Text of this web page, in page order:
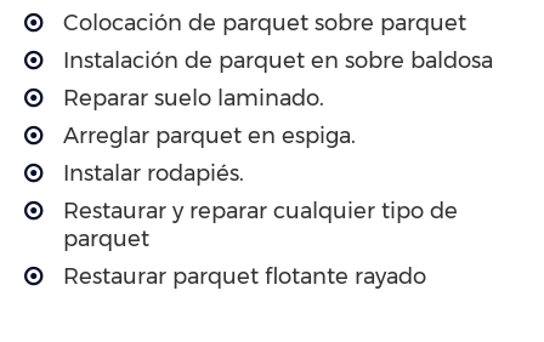
Colocación de parquet sobre parquet
Instalación de parquet en sobre baldosa
Reparar suelo laminado.
Arreglar parquet en espiga.
Instalar rodapiés.
Restaurar y reparar cualquier tipo de
parquet
Restaurar parquet flotante rayado